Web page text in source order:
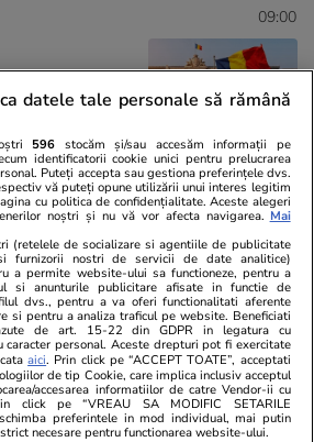
09:00
Botswanei?
08:00
și
datele tale personale să rămână
596 stocăm și/sau accesăm informații pe
identificatorii cookie unici pentru prelucrarea
Puteți accepta sau gestiona preferințele dvs.
vă puteți opune utilizării unui interes legitim
cu politica de confidențialitate. Aceste alegeri
noștri și nu vă vor afecta navigarea. Mai
(retelele de socializare si agentiile de publicitate
furnizorii nostri de servicii de date analitice)
a permite website-ului sa functioneze, pentru a
si anunturile publicitare afisate in functie de
dvs., pentru a va oferi functionalitati aferente
si pentru a analiza traficul pe website. Beneficiati
de art. 15-22 din GDPR in legatura cu
caracter personal. Aceste drepturi pot fi exercitate
aici. Prin click pe “ACCEPT TOATE”, acceptati
de tip Cookie, care implica inclusiv acceptul
accesarea informatiilor de catre Vendor-ii cu
click pe “VREAU SA MODIFIC SETARILE
preferintele in mod individual, mai putin
necesare pentru functionarea website-ului.